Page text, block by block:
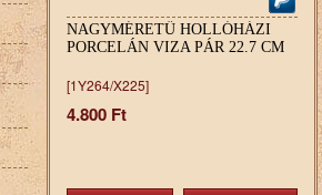
NAGYMÉRETŰ HOLLÓHÁZI
PORCELÁN VIZA PÁR 22.7 CM
[1Y264/X225]
4.800 Ft